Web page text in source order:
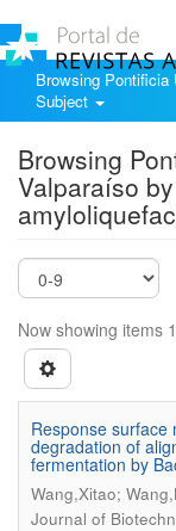
Browsing Pontificia
Subject
Browsing
Valparaíso
Now showing items
Response surface
degradation of
fermentation by
Wang,Xitao;
Journal of